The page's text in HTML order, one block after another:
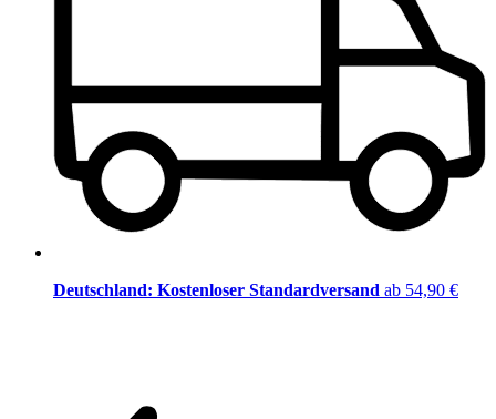
Deutschland: Kostenloser Standardversand ab 54,90 €